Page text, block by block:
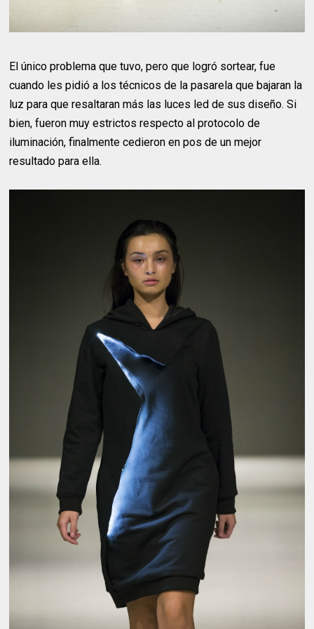
El único problema que tuvo, pero que logró sortear, fue
cuando les pidió a los técnicos de la pasarela que bajaran la
luz para que resaltaran más las luces led de sus diseño. Si
bien, fueron muy estrictos respecto al protocolo de
iluminación, finalmente cedieron en pos de un mejor
resultado para ella.